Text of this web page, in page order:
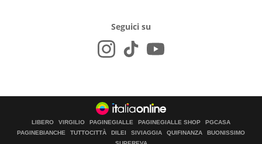
Seguici su
LIBERO VIRGILIO PAGINEGIALLE PAGINEGIALLE SHOP
PGCASA
PAGINEBIANCHE
TUTTOCITTÀ DILEI SIVIAGGIA QUIFINANZA
BUONISSIMO